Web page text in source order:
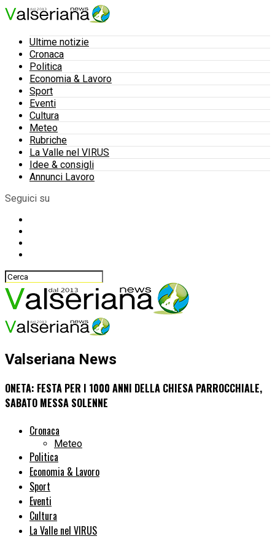
Ultime notizie
Cronaca
Politica
Economia & Lavoro
Sport
Eventi
Cultura
Meteo
Rubriche
La Valle nel VIRUS
Idee & consigli
Annunci Lavoro
Seguici su
Valseriana News
ONETA: FESTA PER I 1000 ANNI DELLA CHIESA PARROCCHIALE,
SABATO MESSA SOLENNE
Cronaca
Meteo
Politica
Economia & Lavoro
Sport
Eventi
Cultura
La Valle nel VIRUS